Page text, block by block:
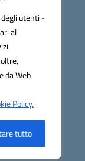
utenti -
al
da Web
Policy.
tutto